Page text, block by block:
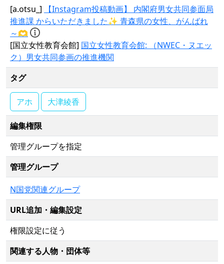
[a.otsu_]
【Instagram投稿動画】 内閣府男女共同参面局
推進課 からいただきました✨ 青森県の女性、がんばれ
～🫶
[国立女性教育会館] 国立女性教育会館: （NWEC・ヌエッ
ク）男女共同参画の推進機関
タグ
アホ 大津綾香
編集権限
管理グループを指定
管理グループ
N国党関連グループ
URL追加・編集設定
権限設定に従う
関連する人物・団体等